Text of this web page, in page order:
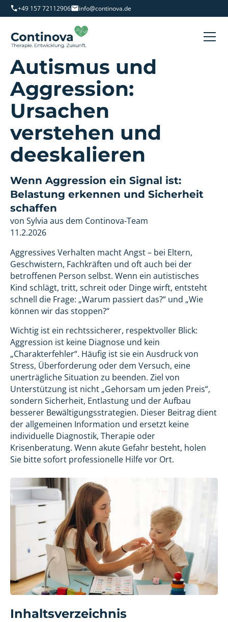
+49 157 72112906 info@continova.de
Autismus und
Aggression:
Ursachen
verstehen und
deeskalieren
Wenn Aggression ein Signal ist:
Belastung erkennen und Sicherheit
schaffen
von Sylvia aus dem Continova-Team
11.2.2026
Aggressives Verhalten macht Angst – bei Eltern,
Geschwistern, Fachkräften und oft auch bei der
betroffenen Person selbst. Wenn ein autistisches
Kind schlägt, tritt, schreit oder Dinge wirft, entsteht
schnell die Frage: „Warum passiert das?“ und „Wie
können wir das stoppen?“
Wichtig ist ein rechtssicherer, respektvoller Blick:
Aggression ist keine Diagnose und kein
„Charakterfehler“. Häufig ist sie ein Ausdruck von
Stress, Überforderung oder dem Versuch, eine
unerträgliche Situation zu beenden. Ziel von
Unterstützung ist nicht „Gehorsam um jeden Preis“,
sondern Sicherheit, Entlastung und der Aufbau
besserer Bewältigungsstrategien. Dieser Beitrag dient
der allgemeinen Information und ersetzt keine
individuelle Diagnostik, Therapie oder
Krisenberatung. Wenn akute Gefahr besteht, holen
Sie bitte sofort professionelle Hilfe vor Ort.
Inhaltsverzeichnis